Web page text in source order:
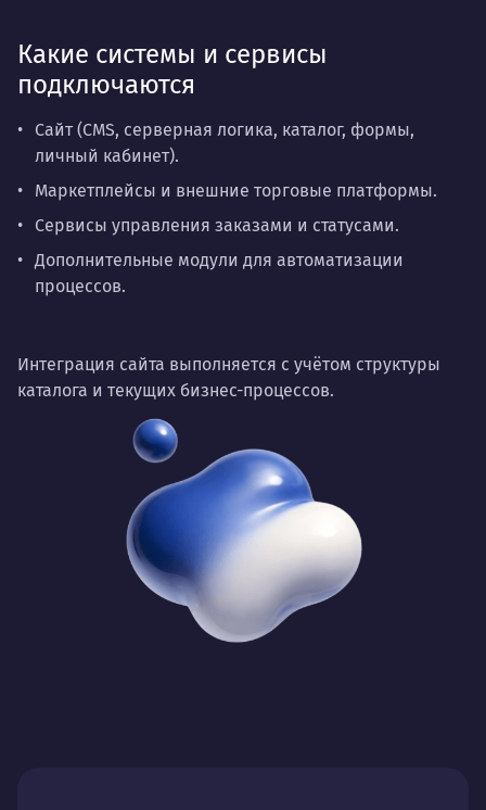
Какие системы и сервисы
подключаются
Сайт (CMS, серверная логика, каталог, формы,
личный кабинет).
Маркетплейсы и внешние торговые платформы.
Сервисы управления заказами и статусами.
Дополнительные модули для автоматизации
процессов.
Интеграция сайта выполняется с учётом структуры
каталога и текущих бизнес-процессов.